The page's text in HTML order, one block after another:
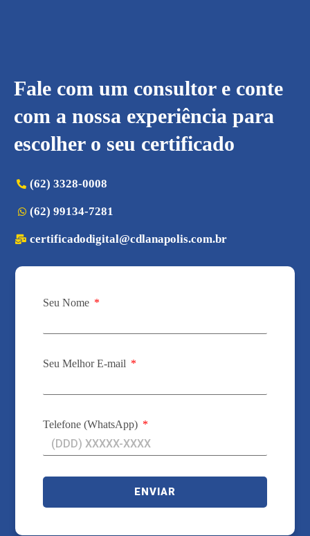
Fale com um consultor e conte
com a nossa experiência para
escolher o seu certificado
(62) 3328-0008
(62) 99134-7281
certificadodigital@cdlanapolis.com.br
Seu Nome
Seu Melhor E-mail
Telefone (WhatsApp)
ENVIAR